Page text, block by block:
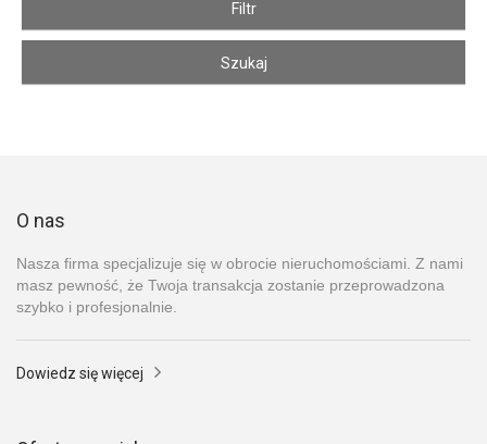
O nas
Nasza firma specjalizuje się w obrocie nieruchomościami. Z nami
masz pewność, że Twoja transakcja zostanie przeprowadzona
szybko i profesjonalnie.
Dowiedz się więcej